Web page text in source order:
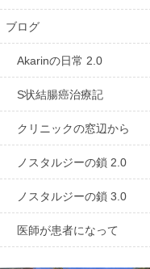
ブログ
Akarinの日常 2.0
S状結腸癌治療記
クリニックの窓辺から
ノスタルジーの鎖 2.0
ノスタルジーの鎖 3.0
医師が患者になって